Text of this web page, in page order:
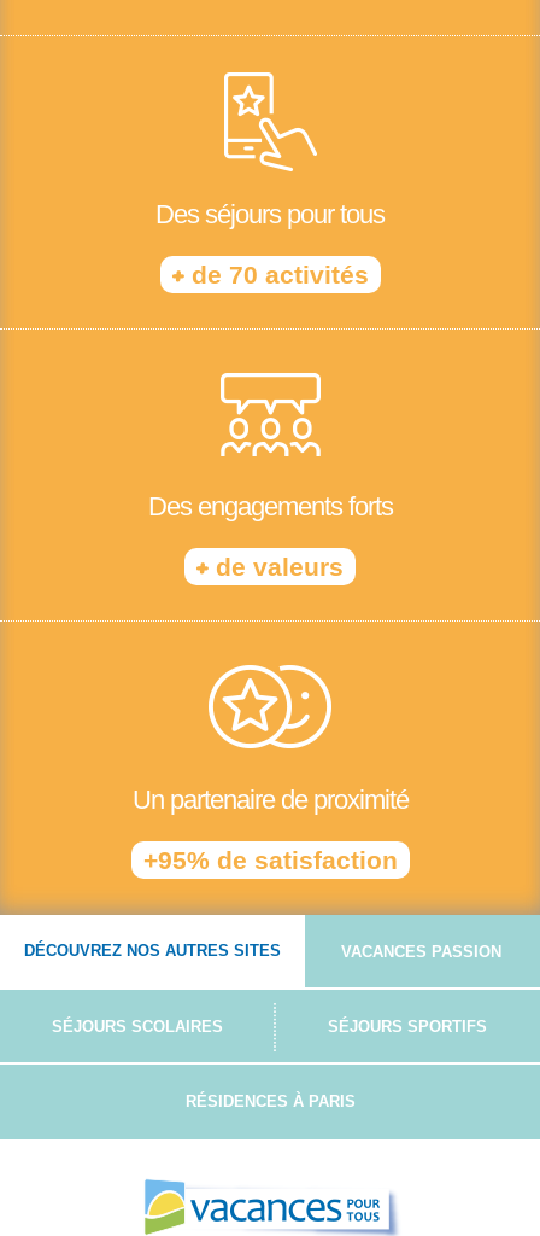
Des séjours pour tous
+de 70 activités
Des engagements forts
+ de valeurs
Un partenaire de proximité
+95% de satisfaction
DÉCOUVREZ NOS AUTRES SITES VACANCES PASSION
SÉJOURS SCOLAIRES SÉJOURS SPORTIFS
RÉSIDENCES À PARIS